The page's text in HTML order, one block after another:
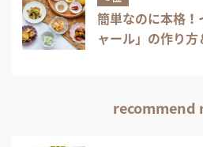
簡単なのに本格
ャール」の作り
recommend